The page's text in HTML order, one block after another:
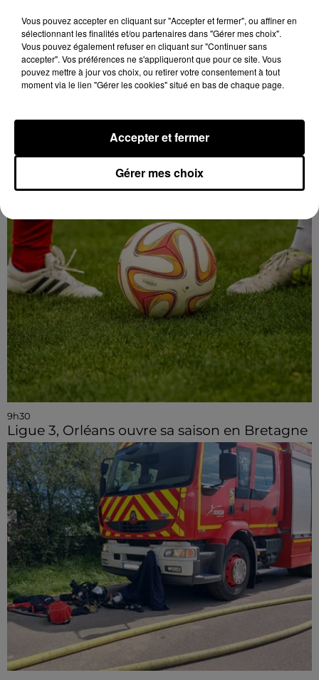
Un chalet en bois victime des flammes
9h30
Ligue 3, Orléans ouvre sa saison en Bretagne
Vous pouvez accepter en cliquant sur "Accepter et fermer", ou affiner en
sélectionnant les finalités et/ou partenaires dans "Gérer mes choix".
Vous pouvez également refuser en cliquant sur "Continuer sans
accepter". Vos préférences ne s'appliqueront que pour ce site. Vous
pouvez mettre à jour vos choix, ou retirer votre consentement à tout
moment via le lien "Gérer les cookies" situé en bas de chaque page.
Gérer mes choix
Accepter et fermer